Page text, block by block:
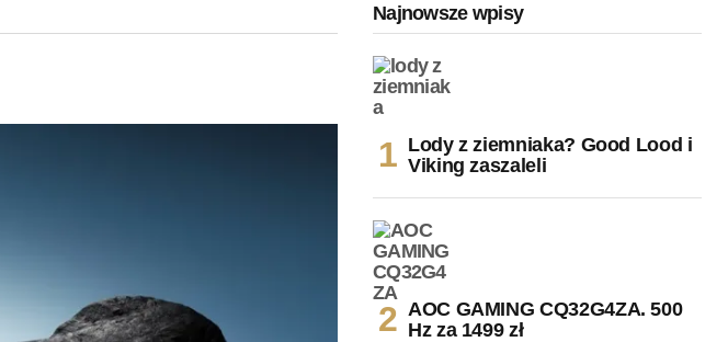
Najnowsze wpisy
Lody z ziemniaka? Good Lood i
Viking zaszaleli
AOC GAMING CQ32G4ZA. 500
Hz za 1499 zł